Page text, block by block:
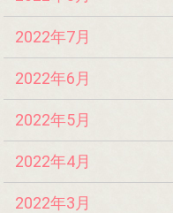
2022年7月
2022年6月
2022年5月
2022年4月
2022年3月